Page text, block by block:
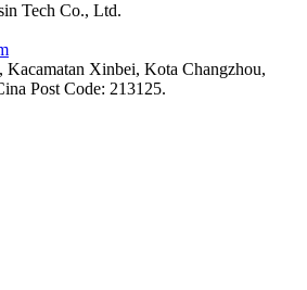
Tech Co., Ltd.
Kacamatan Xinbei, Kota Changzhou,
Post Code: 213125.